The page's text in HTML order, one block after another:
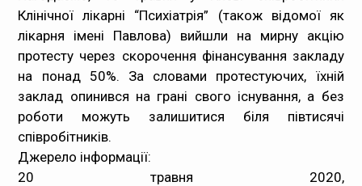
Клінічної лікарні “Психіатрія” (також відомої як
лікарня імені Павлова) вийшли на мирну акцію
протесту через скорочення фінансування закладу
на понад 50%. За словами протестуючих, їхній
заклад опинився на грані свого існування, а без
роботи можуть залишитися біля півтисячі
співробітників.
Джерело інформації:
20 травня 2020,